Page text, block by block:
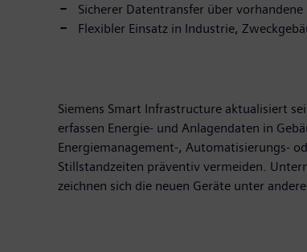
Sicherer Datentransfer über
Flexibler Einsatz in Industrie,
Siemens Smart Infrastructure aktualisiert
erfassen Energie- und Anlagendaten in
Energiemanagement-, Automatisierungs-
Stillstandzeiten präventiv vermeiden.
zeichnen sich die neuen Geräte unter